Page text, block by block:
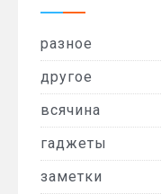
разное
другое
всячина
гаджеты
заметки